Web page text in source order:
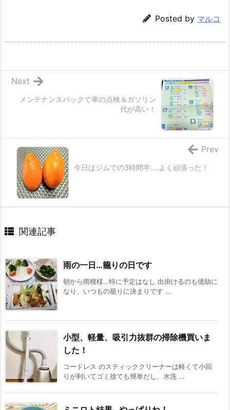
Posted by マルコ
メンテナンスパックで車の点検＆ガソリン
代が高い！
Next
今日はジムでの3時間半‥‥よく頑張った！
Prev
関連記事
雨の一日…籠りの日です
朝から雨模様…特に予定はなし 出掛けるのも億劫に
なり、いつもの籠りに決まりです ...
小型、軽量、吸引力抜群の掃除機買いま
した！
コードレス のスティッククリーナーは軽くて小回
りが利いてゴミ捨ても簡単だし、水洗 ...